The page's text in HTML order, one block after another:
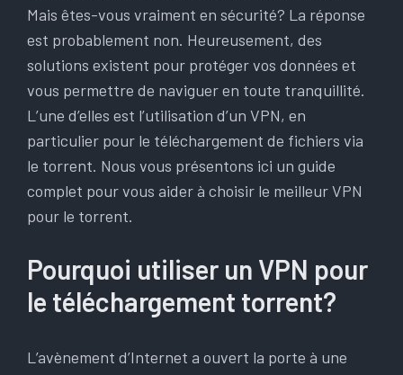
Mais êtes-vous vraiment en sécurité? La réponse
est probablement non. Heureusement, des
solutions existent pour protéger vos données et
vous permettre de naviguer en toute tranquillité.
L’une d’elles est l’utilisation d’un VPN, en
particulier pour le téléchargement de fichiers via
le torrent. Nous vous présentons ici un guide
complet pour vous aider à choisir le meilleur VPN
pour le torrent.
Pourquoi utiliser un VPN pour
le téléchargement torrent?
L’avènement d’Internet a ouvert la porte à une